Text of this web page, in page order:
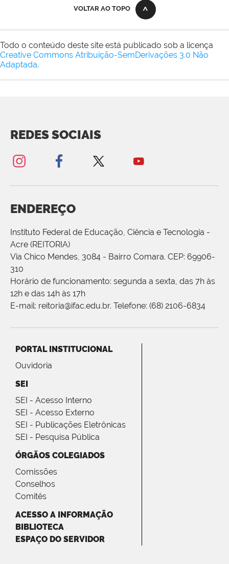
VOLTAR AO TOPO
Todo o conteúdo deste site está publicado sob a licença
Creative Commons Atribuição-SemDerivações 3.0 Não
Adaptada.
REDES SOCIAIS
ENDEREÇO
Instituto Federal de Educação, Ciência e Tecnologia -
Acre (REITORIA)
Via Chico Mendes, 3084 - Bairro Comara. CEP: 69906-
310
Horário de funcionamento: segunda a sexta, das 7h às
12h e das 14h às 17h
E-mail: reitoria@ifac.edu.br. Telefone: (68) 2106-6834
PORTAL INSTITUCIONAL
Ouvidoria
SEI
SEI - Acesso Interno
SEI - Acesso Externo
SEI - Publicações Eletrônicas
SEI - Pesquisa Pública
ÓRGÃOS COLEGIADOS
Comissões
Conselhos
Comitês
ACESSO A INFORMAÇÃO
BIBLIOTECA
ESPAÇO DO SERVIDOR